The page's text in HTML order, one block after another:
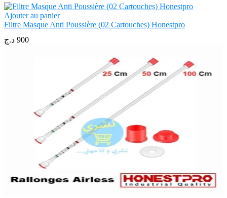
Ajouter au panier
Filtre Masque Anti Poussière (02 Cartouches) Honestpro
900 د.ج